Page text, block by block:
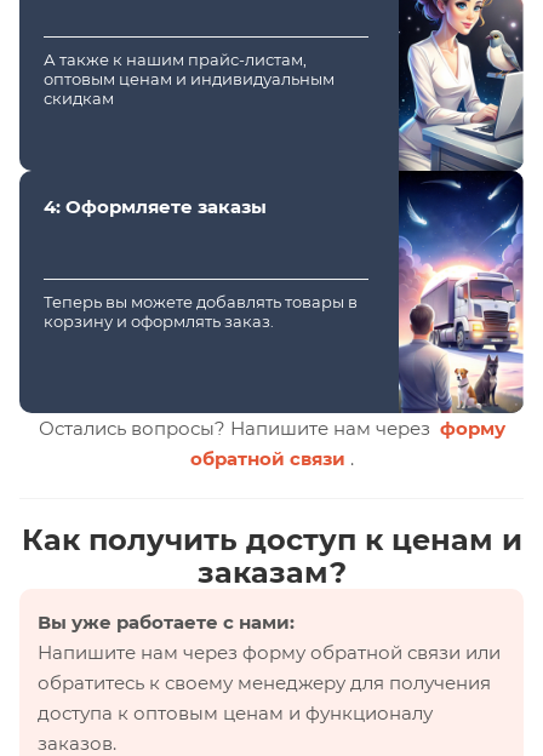
А также к нашим прайс-листам,
оптовым ценам и индивидуальным
скидкам
4: Оформляете заказы
Теперь вы можете добавлять товары в
корзину и оформлять заказ.
Остались вопросы? Напишите нам через форму
обратной связи .
Как получить доступ к ценам и
заказам?
Вы уже работаете с нами:
Напишите нам через форму обратной связи или
обратитесь к своему менеджеру для получения
доступа к оптовым ценам и функционалу
заказов.